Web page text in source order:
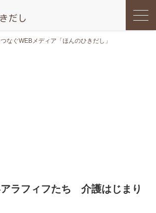
なぐWEBメディア「ほんのひきだし」
アラフィフたち 介護はじまり